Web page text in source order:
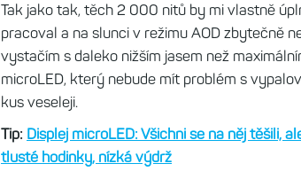
Tak jako tak, těch 2 000 nitů by mi vlastně
pracoval a na slunci v režimu AOD zbytečně
vystačím s daleko nižším jasem než
microLED, který nebude mít problém s
kus veseleji.
Tip: Displej microLED: Všichni se na něj těšili,
tlusté hodinky, nízká výdrž